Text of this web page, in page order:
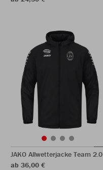
JAKO Allwetterjacke Team 2.0
ab 36,00 €